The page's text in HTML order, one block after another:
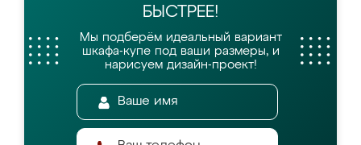
БЫСТРЕЕ!
Мы подберём идеальный вариант
шкафа-купе под ваши размеры, и
нарисуем дизайн-проект!